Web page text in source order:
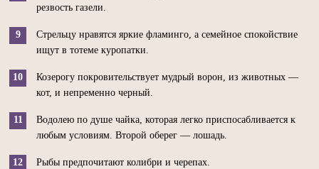
резвость газели.
Стрельцу нравятся яркие фламинго, а семейное спокойствие
ищут в тотеме куропатки.
Козерогу покровительствует мудрый ворон, из животных —
кот, и непременно черный.
Водолею по душе чайка, которая легко приспосабливается к
любым условиям. Второй оберег — лошадь.
Рыбы предпочитают колибри и черепах.